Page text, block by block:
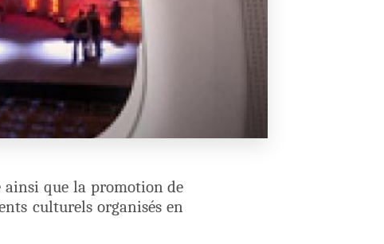
ainsi que la promotion de
culturels organisés en